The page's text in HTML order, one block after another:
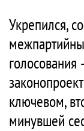
Укрепился,
голосования
ключевом,
минувшей